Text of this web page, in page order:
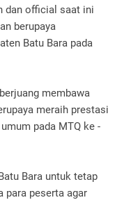
dan official saat ini
berupaya
Batu Bara pada
membawa
meraih prestasi
pada MTQ ke -
Bara untuk tetap
para peserta agar